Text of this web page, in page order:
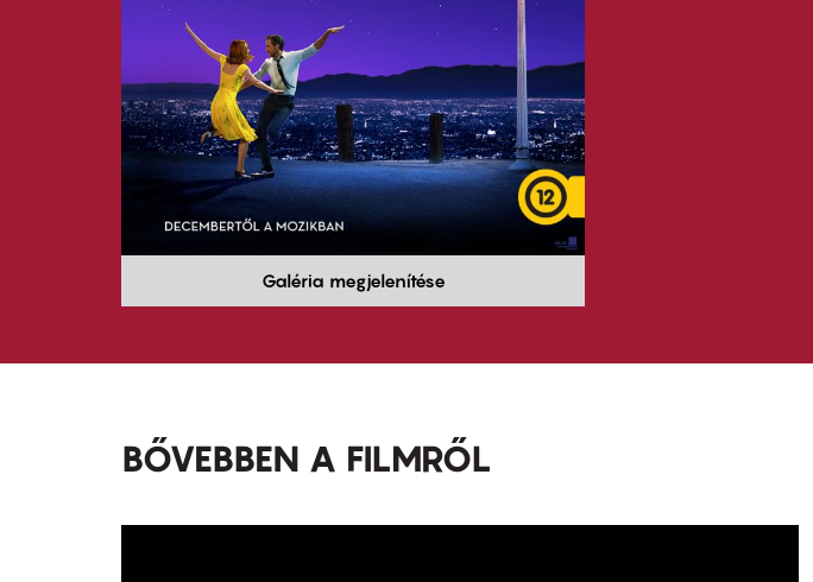
Galéria megjelenítése
BŐVEBBEN A FILMRŐL